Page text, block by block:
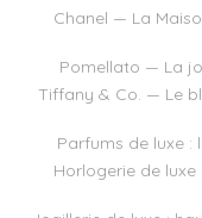
Chanel — La
Pomellato — La
Tiffany & Co. — Le
Parfums de luxe :
Horlogerie de